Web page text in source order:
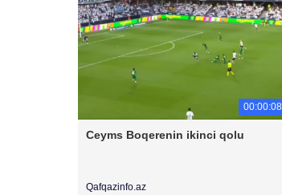
00:00:08
Ceyms Boqerenin ikinci qolu
Qafqazinfo.az